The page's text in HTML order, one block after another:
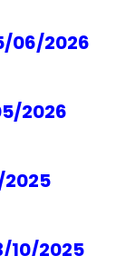
06/2026
2026
10/2025